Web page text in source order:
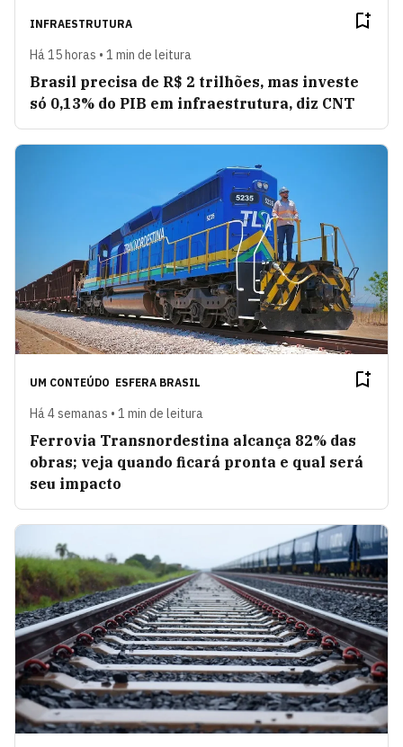
INFRAESTRUTURA
Há 15 horas • 1 min de leitura
Brasil precisa de R$ 2 trilhões, mas investe
só 0,13% do PIB em infraestrutura, diz CNT
UM CONTEÚDO ESFERA BRASIL
Há 4 semanas • 1 min de leitura
Ferrovia Transnordestina alcança 82% das
obras; veja quando ficará pronta e qual será
seu impacto